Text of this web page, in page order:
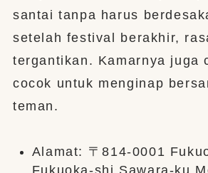
santai tanpa harus
setelah festival berakhir,
tergantikan. Kamarnya juga
cocok untuk menginap
teman.
Alamat: 〒814-0001